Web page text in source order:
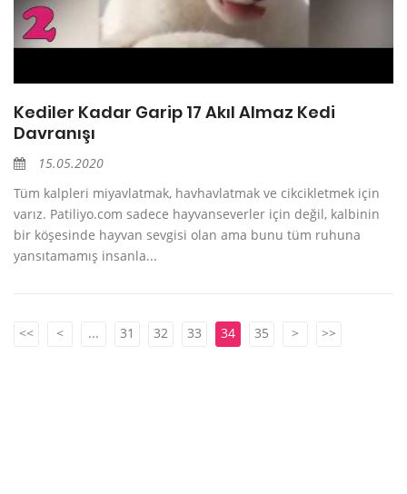
Kediler Kadar Garip 17 Akıl Almaz Kedi
Davranışı
15.05.2020
Tüm kalpleri miyavlatmak, havhavlatmak ve cikcikletmek için
varız. Patiliyo.com sadece hayvanseverler için değil, kalbinin
bir köşesinde hayvan sevgisi olan ama bunu tüm ruhuna
yansıtamamış insanla...
<< < ... 31 32 33 34 35 > >>